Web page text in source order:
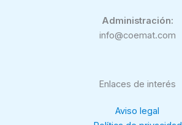
Administración:
info@coemat.com
Enlaces de interés
Aviso legal